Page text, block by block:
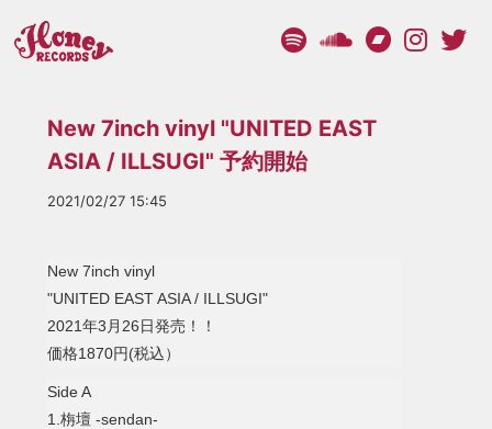
New 7inch vinyl "UNITED EAST
ASIA / ILLSUGI" 予約開始
2021/02/27 15:45
New 7inch vinyl
"UNITED EAST ASIA / ILLSUGI"
2021年3月26日発売！！
価格1870円(税込）
Side A
1.栴壇 -sendan-